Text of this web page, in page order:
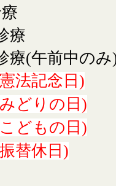
療
(午前中のみ
法記念日)
どりの日)
どもの日)
替休日)